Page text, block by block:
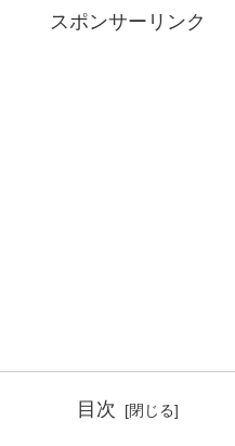
スポンサーリンク
目次